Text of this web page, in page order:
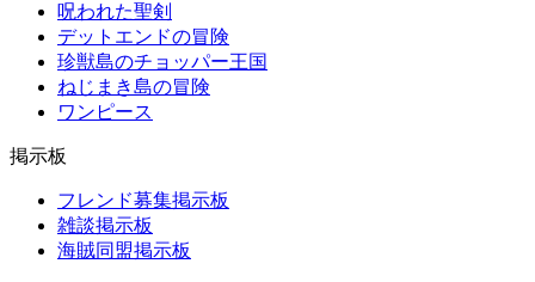
呪われた聖剣
デットエンドの冒険
珍獣島のチョッパー王国
ねじまき島の冒険
ワンピース
掲示板
フレンド募集掲示板
雑談掲示板
海賊同盟掲示板